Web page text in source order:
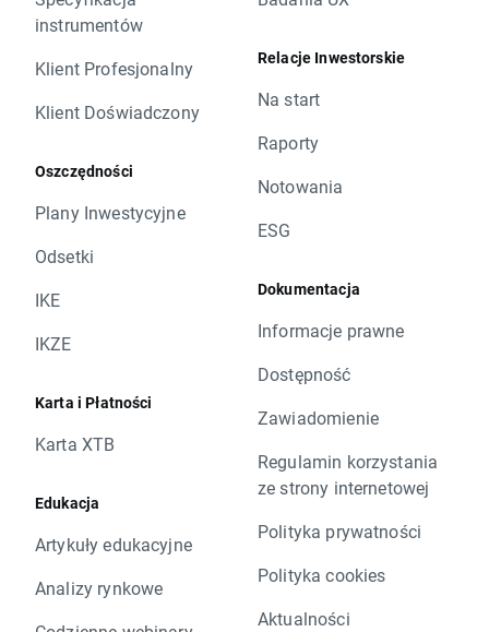
instrumentów
Klient Profesjonalny
Klient Doświadczony
Oszczędności
Plany Inwestycyjne
Odsetki
IKE
IKZE
Karta i Płatności
Karta XTB
Edukacja
Artykuły edukacyjne
Analizy rynkowe
Relacje Inwestorskie
Na start
Raporty
Notowania
ESG
Dokumentacja
Informacje prawne
Dostępność
Zawiadomienie
Regulamin korzystania
ze strony internetowej
Polityka prywatności
Polityka cookies
Aktualności